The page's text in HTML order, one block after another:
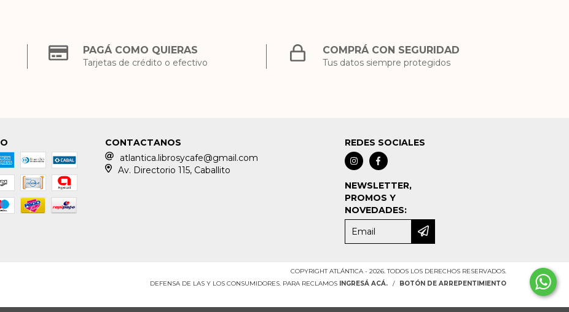
PAGÁ COMO QUIERAS
Tarjetas de crédito o efectivo
COMPRÁ CON SEGURIDAD
Tus datos siempre protegidos
CONTACTANOS
atlantica.librosycafe@gmail.com
Av. Directorio 115, Caballito
REDES SOCIALES
NEWSLETTER,
PROMOS Y
NOVEDADES:
COPYRIGHT ATLÁNTICA - 2026. TODOS LOS DERECHOS RESERVADOS.
DEFENSA DE LAS Y LOS CONSUMIDORES. PARA RECLAMOS INGRESÁ ACÁ. / BOTÓN DE ARREPENTIMIENTO